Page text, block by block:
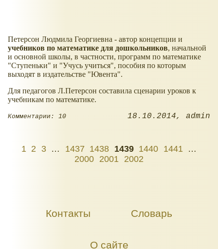
Петерсон Людмила Георгиевна - автор концепции и
учебников по математике для дошкольников, начальной
и основной школы, в частности, программ по математике
"Ступеньки" и "Учусь учиться", пособия по которым
выходят в издательстве "Ювента".
Для педагогов Л.Петерсон составила сценарии уроков к
учебникам по математике.
Комментарии: 10 18.10.2014 admin
1 2 3 … 1437 1438 1439 1440 1441
…
2000 2001 2002
Контакты Словарь
О сайте